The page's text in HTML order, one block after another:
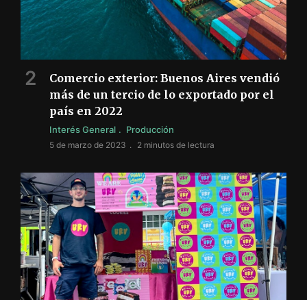
Comercio exterior: Buenos Aires vendió
más de un tercio de lo exportado por el
país en 2022
Interés General Producción
5 de marzo de 2023 2 minutos de lectura